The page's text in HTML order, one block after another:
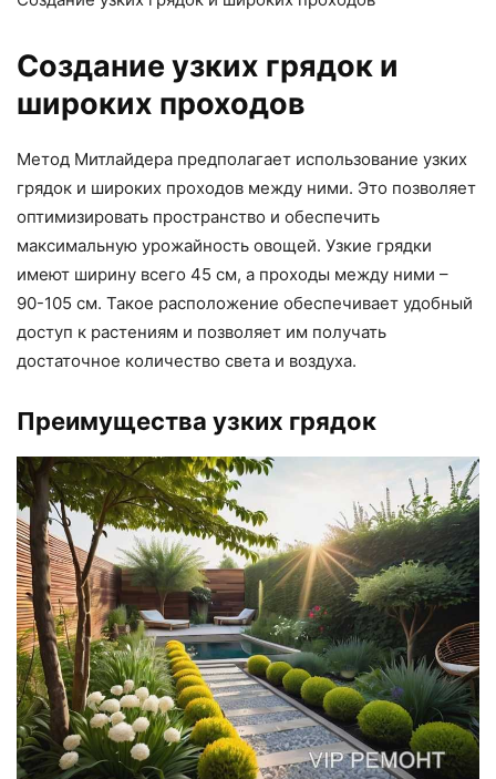
Создание узких грядок и
широких проходов
Метод Митлайдера предполагает использование узких
грядок и широких проходов между ними. Это позволяет
оптимизировать пространство и обеспечить
максимальную урожайность овощей. Узкие грядки
имеют ширину всего 45 см, а проходы между ними –
90-105 см. Такое расположение обеспечивает удобный
доступ к растениям и позволяет им получать
достаточное количество света и воздуха.
Преимущества узких грядок